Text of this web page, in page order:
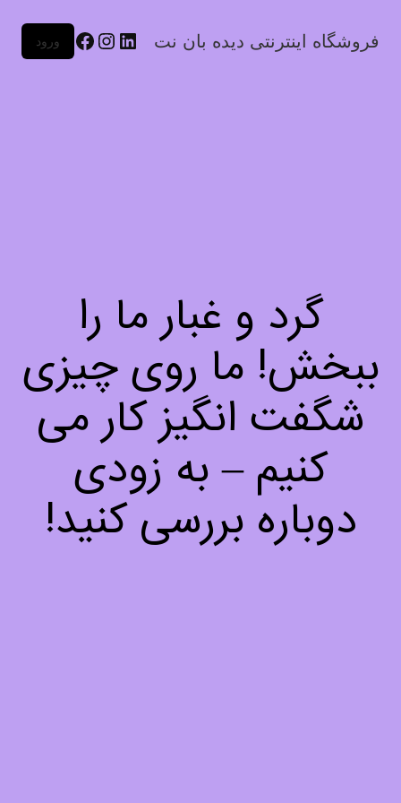
فروشگاه اینترنتی دیده بان نت ورود
گرد و غبار ما را
ببخش! ما روی چیزی
شگفت انگیز کار می
کنیم – به زودی
دوباره بررسی کنید!